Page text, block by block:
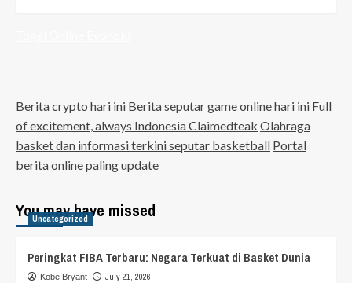
Berita crypto hari ini Berita seputar game online hari ini Full
of excitement, always Indonesia Claimedteak Olahraga
basket dan informasi terkini seputar basketball Portal
berita online paling update
You may have missed
Uncategorized
Peringkat FIBA Terbaru: Negara Terkuat di Basket Dunia
Kobe Bryant July 21, 2026